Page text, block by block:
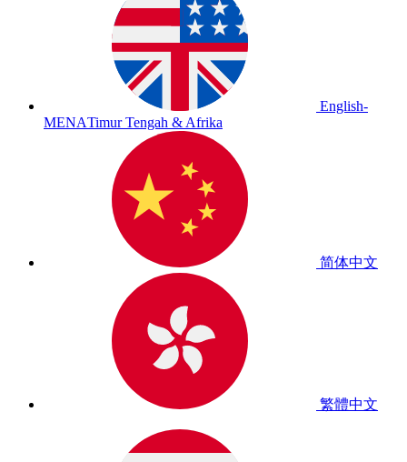
English-
MENATimur Tengah & Afrika
简体中文
繁體中文